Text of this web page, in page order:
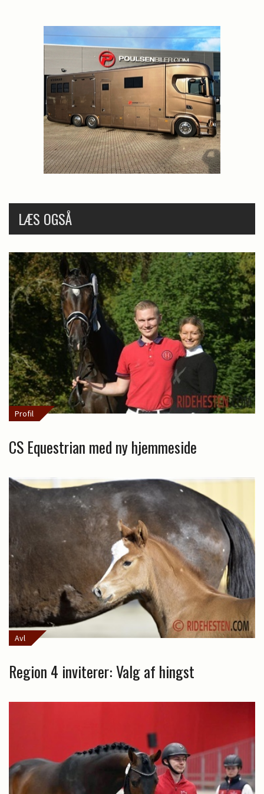
LÆS OGSÅ
Profil
CS Equestrian med ny hjemmeside
Avl
Region 4 inviterer: Valg af hingst